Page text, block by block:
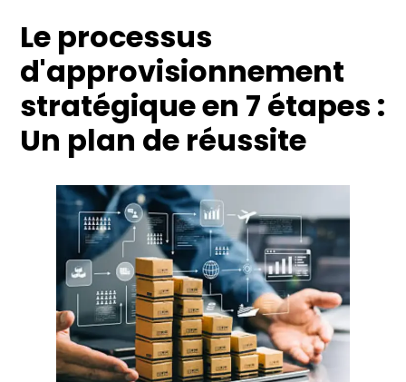
Le processus
d'approvisionnement
stratégique en 7 étapes :
Un plan de réussite